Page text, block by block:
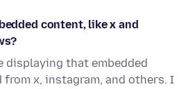
content, like x and
displaying that embedded
x, instagram, and others. I